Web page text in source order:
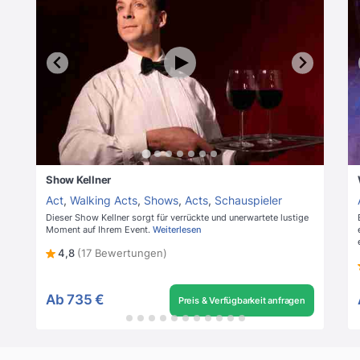
Show Kellner
Act, Walking Acts, Shows, Acts, Schauspieler
Dieser Show Kellner sorgt für verrückte und unerwartete lustige
Moment auf Ihrem Event. Weiterlesen
4,8 (17 Bewertungen)
Ab 735 € Preis & Verfügbarkeit anfragen